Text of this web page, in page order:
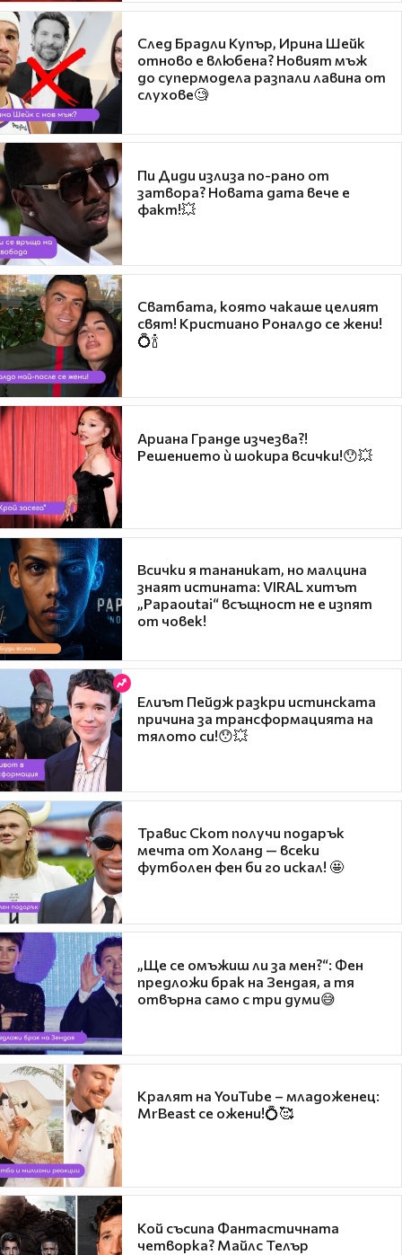
След Брадли Купър, Ирина Шейк
отново е влюбена? Новият мъж
до супермодела разпали лавина от
слухове🧐
Пи Диди излиза по-рано от
затвора? Новата дата вече е
факт!💥
Сватбата, която чакаше целият
свят! Кристиано Роналдо се жени!
💍🍾
Ариана Гранде изчезва?!
Решението ѝ шокира всички!😯💥
Всички я тананикат, но малцина
знаят истината: VIRAL хитът
„Papaoutai“ всъщност не е изпят
от човек!
Елиът Пейдж разкри истинската
причина за трансформацията на
тялото си!😯💥
Травис Скот получи подарък
мечта от Холанд — всеки
футболен фен би го искал! 🤩
„Ще се омъжиш ли за мен?“: Фен
предложи брак на Зендая, а тя
отвърна само с три думи😅
Кралят на YouTube – младоженец:
MrBeast се ожени!💍🥰
Кой съсипа Фантастичната
четворка? Майлс Телър